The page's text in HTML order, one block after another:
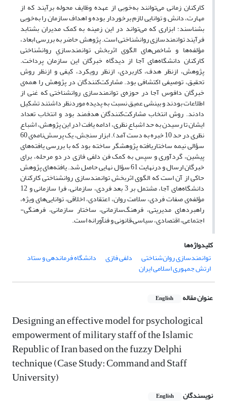
کارکنان زمانی می‌توانند به‌خوبی از عهده وظایف محوله برآیند که از
مهارت، دانش و توانایی لازم برخوردار بوده و اهداف سازمان را به‌خوبی
بشناسند؛ ابزاری که می‌تواند در این زمینه به کمک مدیران بشتابد
فرآیند توانمندسازی روان­شناختی است. پژوهش حاضر به بررسی ابعاد،
مؤلفه‌ها و شاخص‌های الگوی اثربخش توانمندسازیِ روان­شناختی
کارکنان دانشگاه‌های آجا از دیدگاه خبرگان این سازمان پرداخت.
پژوهش، ازنظر هدف، کاربردی، ازنظر رویکرد، کیفی و ازنظر روش
تحقیق، توصیفی اکتشافی بود. مشارکت‌کنندگان در پژوهش را همه‌ی
خبرگان دافوس آجا در حوزه‌ی توانمندسازی روان­شناختی که غنی از
اطلاعات بودند و بینشی عمیق نسبت به پدیده موردنظر داشتند تشکیل
دادند. روش انتخاب مشارکت‌کنندگان هدفمند بود و انتخاب تعداد
ایشان تا رسیدن به حد اشباع نظری، ادامه یافت (در این پژوهش، اشباع
نظری در حد 10 خبره به دست آمد). ابزار سنجش، یک پرسش‌نامه‌ی 60
سؤالی نیمه ساختاریافته پژوهشگر ساخته بود که با بررسی یافته‌های
پیشین، گردآوری و سپس به کمک فن دلفی فازی در دو مرحله، برای
خبرگان ارسال و درنهایت 61 سؤال نهایی حاصل شد. یافته‌های پژوهش
حاکی از آن است که الگوی اثربخش توانمندسازی روان­شناختی کارکنان
دانشگاه‌های آجا، مشتمل بر 3 بعد فردی، سازمانی، فرا سازمانی و 12
مؤلفه‌ی صفات فردی، سلامت­ روان، اعتقادی، اخلاقی، توانایی‌های ویژه،
راهبردهای مدیریتی، فرهنگ‌سازمانی، ساختار سازمانی، فرهنگی-
اجتماعی، اقتصادی، سیاسی–قانونی و فنآورانه است.
کلیدواژه‌ها
توانمندسازی روان‌شناختی
دلفی فازی دانشگاه فرماندهی و ستاد
ارتش جمهوری اسلامی ایران
عنوان مقاله English
Designing an effective model for psychological
empowerment of military staff of the Islamic
Republic of Iran based on the fuzzy Delphi
technique (Case Study: Command and Staff
University)
نویسندگان English